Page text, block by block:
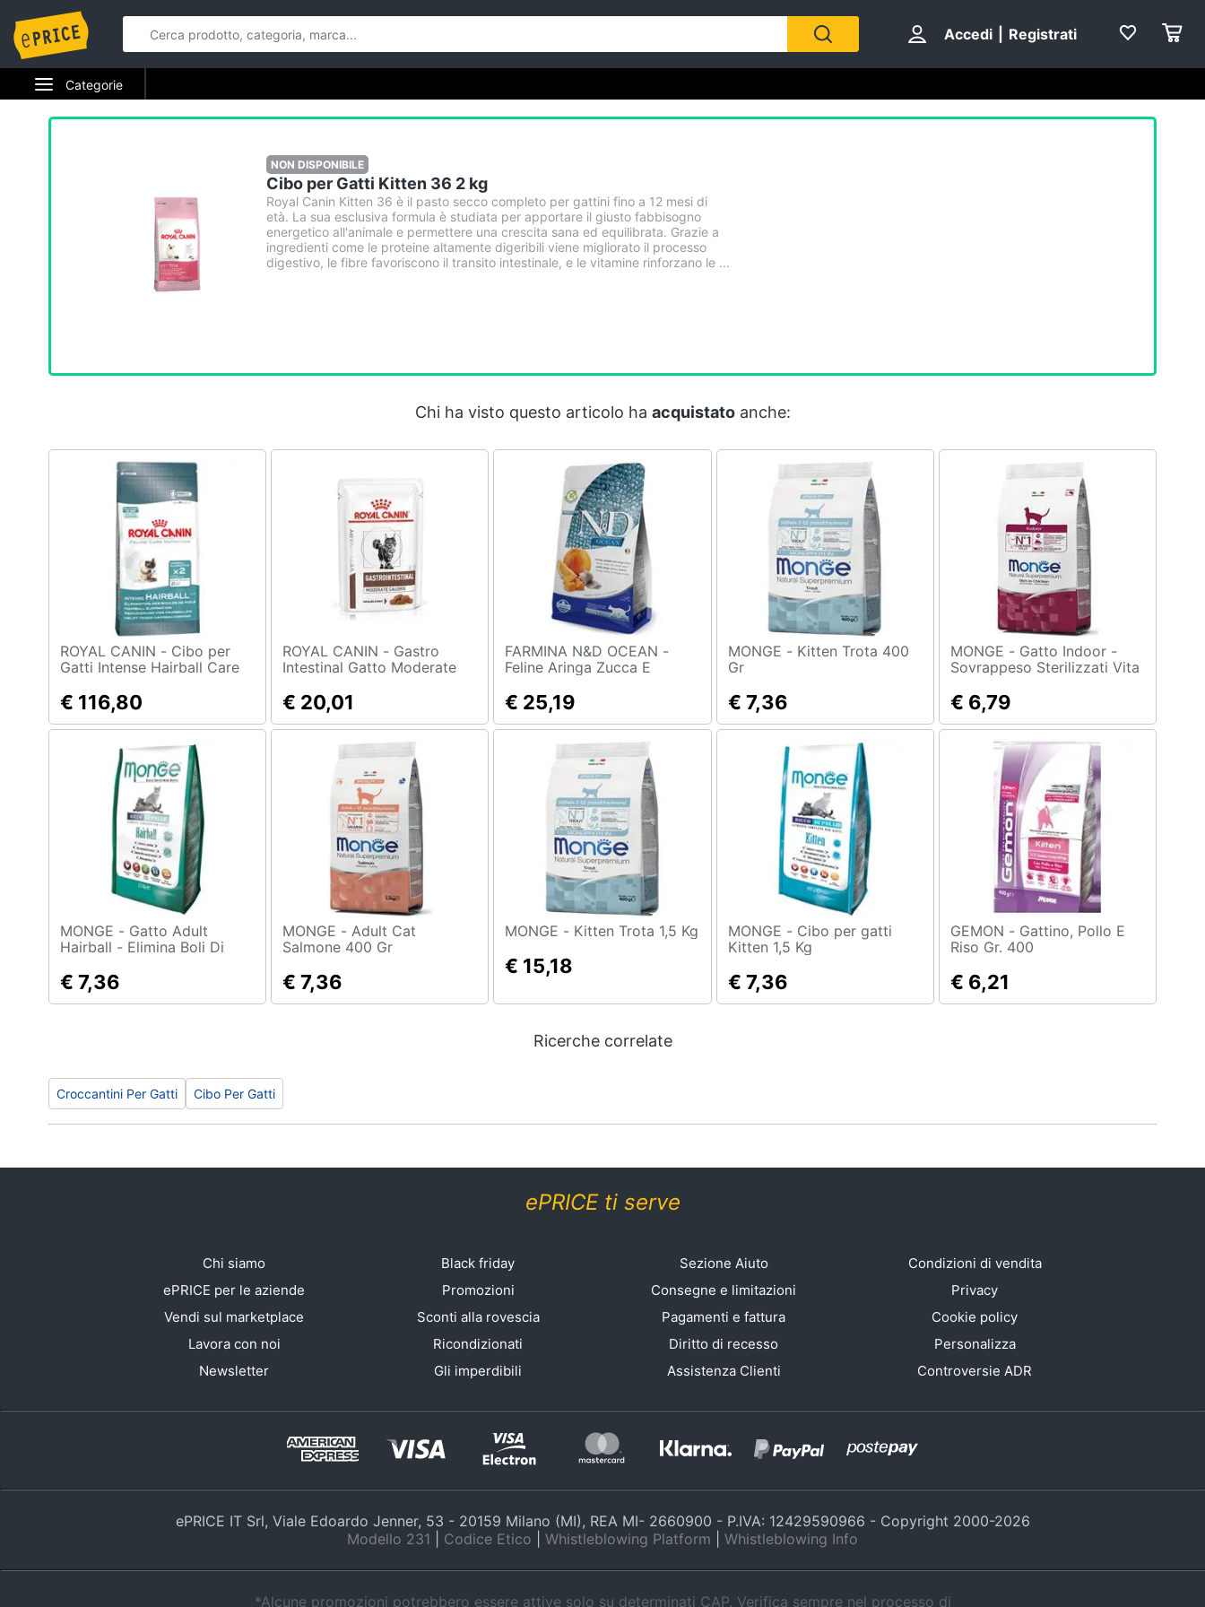
Accedi Registrati
Categorie
Elettrodomestici
Tv e Home Cinema
Brico e Giardinaggio
Salute e igiene
Giocattoli
Prima infanzia
Casalinghi
Abbigliamento
Animali
Libri, cd e dvd
Promozioni
NON DISPONIBILE
Cibo per Gatti Kitten 36 2 kg
Royal Canin Kitten 36 è il pasto secco completo per gattini fino a 12 mesi di
età. La sua esclusiva formula è studiata per apportare il giusto fabbisogno
energetico all'animale e permettere una crescita sana ed equilibrata. Grazie a
ingredienti come le proteine altamente digeribili viene migliorato il processo
digestivo, le fibre favoriscono il transito intestinale, e le vitamine rinforzano le ...
Chi ha visto questo articolo ha acquistatoanche:
ROYAL CANIN - Cibo per
Gatti Intense Hairball Care
€ 116,80
ROYAL CANIN - Gastro
Intestinal Gatto Moderate
€ 20,01
FARMINA N&D OCEAN -
Feline Aringa Zucca E
€ 25,19
MONGE - Kitten Trota 400
Gr
€ 7,36
MONGE - Gatto Indoor -
Sovrappeso Sterilizzati Vita
€ 6,79
MONGE - Gatto Adult
Hairball - Elimina Boli Di
€ 7,36
MONGE - Adult Cat
Salmone 400 Gr
€ 7,36
MONGE - Kitten Trota 1,5 Kg
€ 15,18
MONGE - Cibo per gatti
Kitten 1,5 Kg
€ 7,36
GEMON - Gattino, Pollo E
Riso Gr. 400
€ 6,21
Ricerche correlate
Croccantini Per Gatti Cibo Per Gatti
ePRICE ti serve
Chi siamo
ePRICE per le aziende
Vendi sul marketplace
Lavora con noi
Newsletter
Black friday
Promozioni
Sconti alla rovescia
Ricondizionati
Gli imperdibili
Sezione Aiuto
Consegne e limitazioni
Pagamenti e fattura
Diritto di recesso
Assistenza Clienti
Condizioni di vendita
Privacy
Cookie policy
Personalizza
Controversie ADR
ePRICE IT Srl, Viale Edoardo Jenner, 53 - 20159 Milano (MI), REA MI- 2660900 - P.IVA: 12429590966 - Copyright 2000-2026
Modello 231
Codice Etico Whistleblowing Platform Whistleblowing Info
*Alcune promozioni potrebbero essere attive solo su determinati CAP. Verifica sempre nel processo di